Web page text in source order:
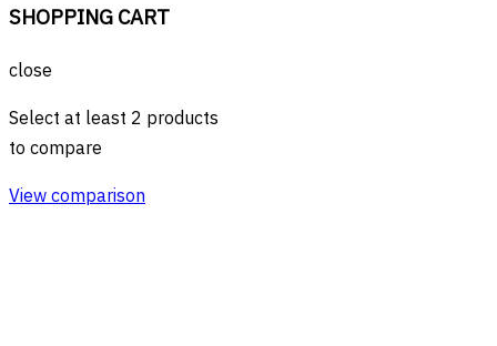
SHOPPING CART
close
Select at least 2 products
to compare
View comparison